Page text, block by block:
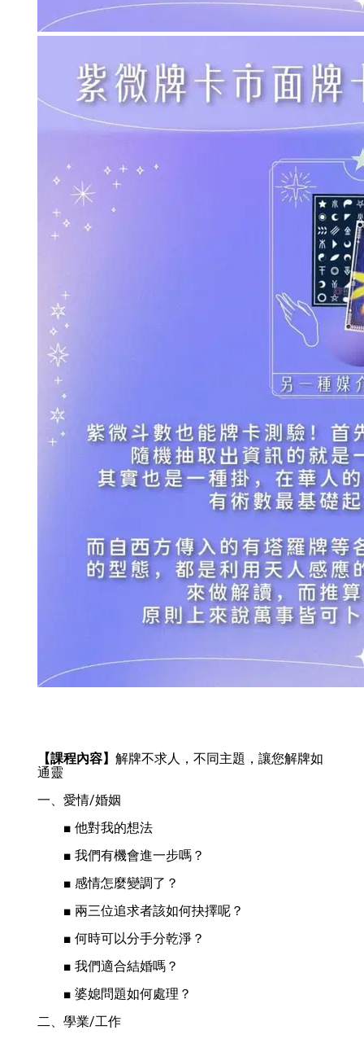
【課程內容】解牌不求人，不同主題，讓您解牌如
通靈
一、愛情/婚姻
■ 他對我的想法
■ 我們有機會進一步嗎？
■ 感情怎麼變調了？
■ 兩三位追求者該如何抉擇呢？
■ 何時可以分手分乾淨？
■ 我們適合結婚嗎？
■ 婆媳問題如何處理？
二、學業/工作